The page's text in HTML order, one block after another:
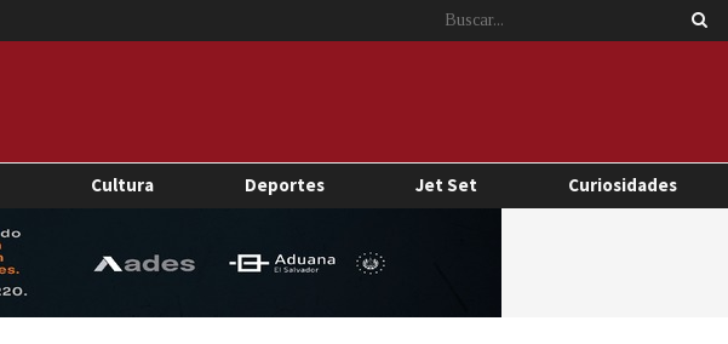
Cultura Deportes Jet Set Curiosidades